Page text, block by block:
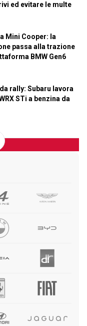
ed evitare le multe
Mini Cooper: la
passa alla trazione
BMW Gen6
rally: Subaru lavora
STi a benzina da